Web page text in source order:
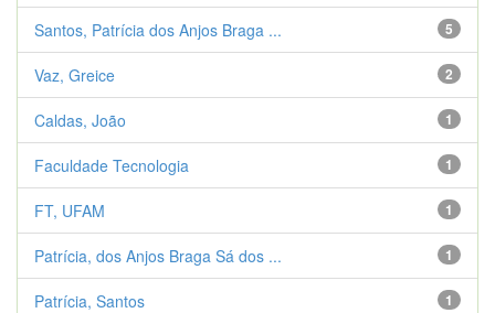
5
Santos, Patrícia dos Anjos Braga ...
2
Vaz, Greice
1
Caldas, João
1
Faculdade Tecnologia
1
FT, UFAM
1
Patrícia, dos Anjos Braga Sá dos ...
1
Patrícia, Santos